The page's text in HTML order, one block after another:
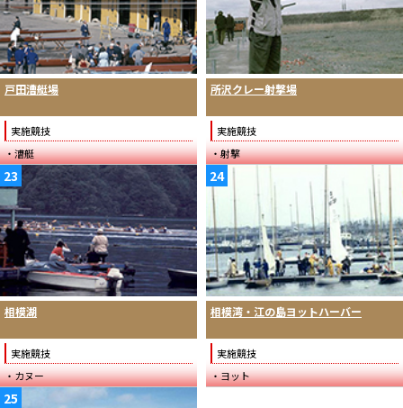
戸田漕艇場
実施競技
・漕艇
所沢クレー射撃場
実施競技
・射撃
23
相模湖
実施競技
・カヌー
24
相模湾・江の島ヨットハーバー
実施競技
・ヨット
25